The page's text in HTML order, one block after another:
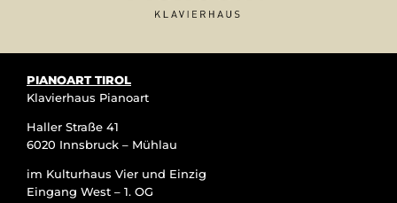
PIANOART TIROL
Klavierhaus Pianoart
Haller Straße 41
6020 Innsbruck – Mühlau
im Kulturhaus Vier und Einzig
Eingang West – 1. OG